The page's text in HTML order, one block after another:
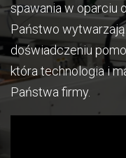
spawania w oparciu
Państwo
doświadczeniu
która technologia i
Państwa firmy.